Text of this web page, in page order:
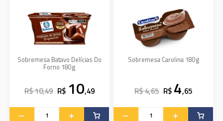
Sobremesa Batavo Delícias Do
Forno 180g
R$ 10,49 R$ 10,49
Sobremesa Carolina 180g
R$ 4,65 R$ 4,65